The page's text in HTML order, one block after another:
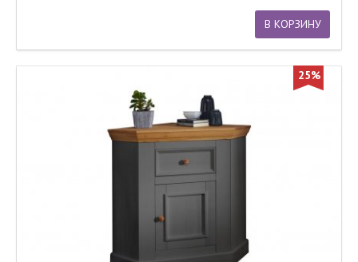
В КОРЗИНУ
25%